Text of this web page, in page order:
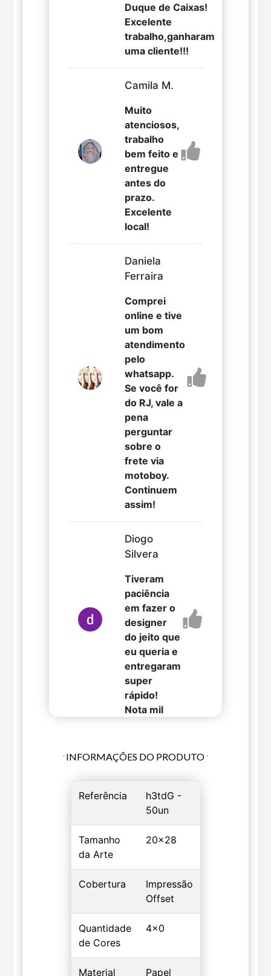
Duque de Caixas!
Excelente
trabalho,ganharam
uma cliente!!!
Camila M.
Muito
atenciosos,
trabalho
bem feito e
entregue
antes do
prazo.
Excelente
local!
Daniela
Ferraira
Comprei
online e tive
um bom
atendimento
pelo
whatsapp.
Se você for
do RJ, vale a
pena
perguntar
sobre o
frete via
motoboy.
Continuem
assim!
Diogo
Silvera
Tiveram
paciência
em fazer o
designer
do jeito que
eu queria e
entregaram
super
rápido!
Nota mil
INFORMAÇÕES DO PRODUTO
Referência
h3tdG -
50un
Tamanho
da Arte
20x28
Cobertura
Impressão
Offset
Quantidade
de Cores
4x0
Material Papel